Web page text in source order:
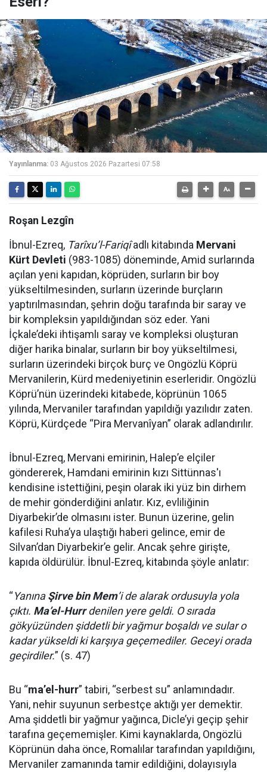
Yayınlanma: 03 Ağustos 2026 Pazartesi 07:58
Roşan Lezgîn
İbnul-Ezreq, Tarîxu’l-Fariqîadlı kitabında Mervani
Kürt Devleti (983-1085) döneminde, Amid surlarında
açılan yeni kapıdan, köprüden, surların bir boy
yükseltilmesinden, surların üzerinde burçların
yaptırılmasından, şehrin doğu tarafında bir saray ve
bir kompleksin yapıldığından söz eder. Yani
İçkale’deki ihtişamlı saray ve kompleksi oluşturan
diğer harika binalar, surların bir boy yükseltilmesi,
surların üzerindeki birçok burç ve Ongözlü Köprü
Mervanilerin, Kürd medeniyetinin eserleridir. Ongözlü
Köprü’nün üzerindeki kitabede, köprünün 1065
yılında, Mervaniler tarafından yapıldığı yazılıdır zaten.
Köprü, Kürdçede “Pira Mervanîyan” olarak adlandırılır.
İbnul-Ezreq, Mervani emirinin, Halep’e elçiler
göndererek, Hamdani emirinin kızı Sittünnas'ı
kendisine istettiğini, peşin olarak iki yüz bin dirhem
de mehir gönderdiğini anlatır. Kız, evliliğinin
Diyarbekir’de olmasını ister. Bunun üzerine, gelin
kafilesi Ruha’ya ulaştığı haberi gelince, emir de
Silvan’dan Diyarbekir’e gelir. Ancak şehre girişte,
kapıda öldürülür. İbnul-Ezreq, kitabında şöyle anlatır:
“YanınaŞirve bin Mem’i de alarak ordusuyla yola
çıktı. Ma’el-Hurrdenilen yere geldi. O sırada
gökyüzünden şiddetli bir yağmur boşaldı ve sular o
kadar yükseldi ki karşıya geçemediler. Geceyi orada
geçirdiler.” (s. 47)
Bu “ma’el-hurr” tabiri, “serbest su” anlamındadır.
Yani, nehir suyunun serbestçe aktığı yer demektir.
Ama şiddetli bir yağmur yağınca, Dicle’yi geçip şehir
tarafına geçememişler. Kimi kaynaklarda, Ongözlü
Köprünün daha önce, Romalılar tarafından yapıldığını,
Mervaniler zamanında tamir edildiğini, dolayısıyla